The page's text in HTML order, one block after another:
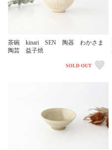
茶碗 kinari SEN 陶器 わかさま
陶芸 益子焼
SOLD OUT